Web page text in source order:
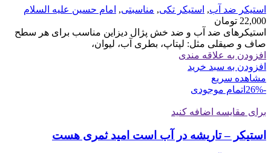
استیکر ضد آب, استیکر تکی, مناسبتی, امام حسین علیه السلام
22,000 تومان
استیکرهای ضد آب و ضد خش پژال دیزاین مناسب برای هر سطح
صاف و صیقلی مثل: لپتاپ، بطری آب، لیوان،
افزودن به علاقه مندی
افزودن به سبد خرید
مشاهده سریع
-26%
اتمام موجودی
برای مقایسه اضافه کنید
استیکر – تاریشه در آب است امید ثمری هست